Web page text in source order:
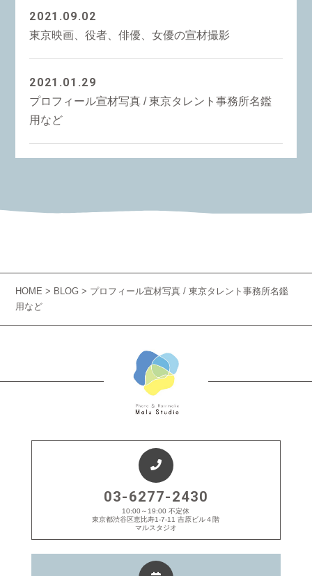
2021.09.02
東京映画、役者、俳優、女優の宣材撮影
2021.01.29
プロフィール宣材写真 / 東京タレント事務所名鑑
用など
HOME> BLOG > プロフィール宣材写真 / 東京タレント事務所名鑑
用など
03-6277-2430
10:00～19:00 不定休
東京都渋谷区恵比寿1-7-11 吉原ビル４階
マルスタジオ